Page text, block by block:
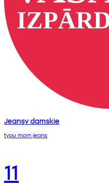
Jeansy damskie
typu mom jeans
11